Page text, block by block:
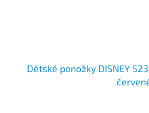
Dětské ponožky DISNEY